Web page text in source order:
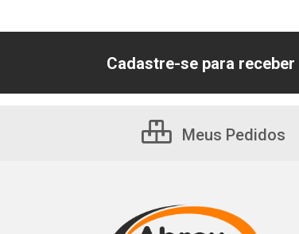
Cadastre-se para
Meus Pedidos